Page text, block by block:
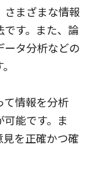
さまざまな情報
す。また、論
タ分析などの
て情報を分析
能です。ま
を正確かつ確